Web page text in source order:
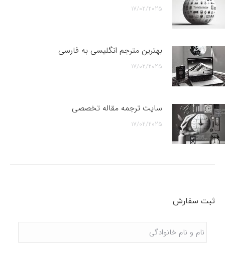
17/02/2025
بهترین مترجم انگلیسی به فارسی
17/02/2025
سایت ترجمه مقاله تخصصی
17/02/2025
ثبت سفارش
نام
و